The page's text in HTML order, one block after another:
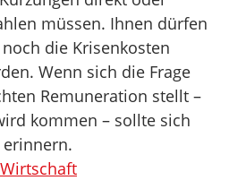
müssen. Ihnen dürfen
die Krisenkosten
Wenn sich die Frage
Remuneration stellt –
kommen – sollte sich